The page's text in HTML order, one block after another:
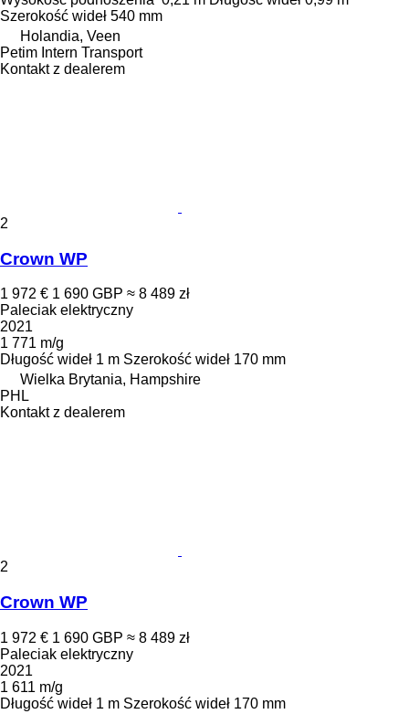
Szerokość wideł 540 mm
Holandia, Veen
Petim Intern Transport
Kontakt z dealerem
2
Crown WP
1 972 € 1 690 GBP ≈ 8 489 zł
Paleciak elektryczny
2021
1 771 m/g
Długość wideł 1 m Szerokość wideł 170 mm
Wielka Brytania, Hampshire
PHL
Kontakt z dealerem
2
Crown WP
1 972 € 1 690 GBP ≈ 8 489 zł
Paleciak elektryczny
2021
1 611 m/g
Długość wideł 1 m Szerokość wideł 170 mm